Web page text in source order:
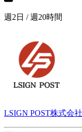
週2日 / 週20時間
LSIGN POST株式会社